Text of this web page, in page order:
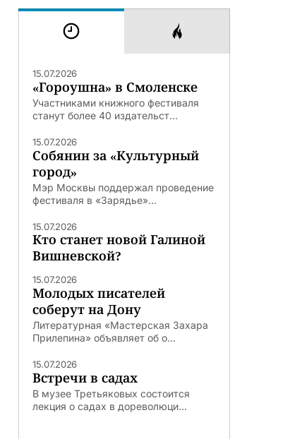
15.07.2026
«Гороушна» в Смоленске
Участниками книжного фестиваля
станут более 40 издательст...
15.07.2026
Собянин за «Культурный
город»
Мэр Москвы поддержал проведение
фестиваля в «Зарядье»...
15.07.2026
Кто станет новой Галиной
Вишневской?
15.07.2026
Молодых писателей
соберут на Дону
Литературная «Мастерская Захара
Прилепина» объявляет об о...
15.07.2026
Встречи в садах
В музее Третьяковых состоится
лекция о садах в дореволюци...